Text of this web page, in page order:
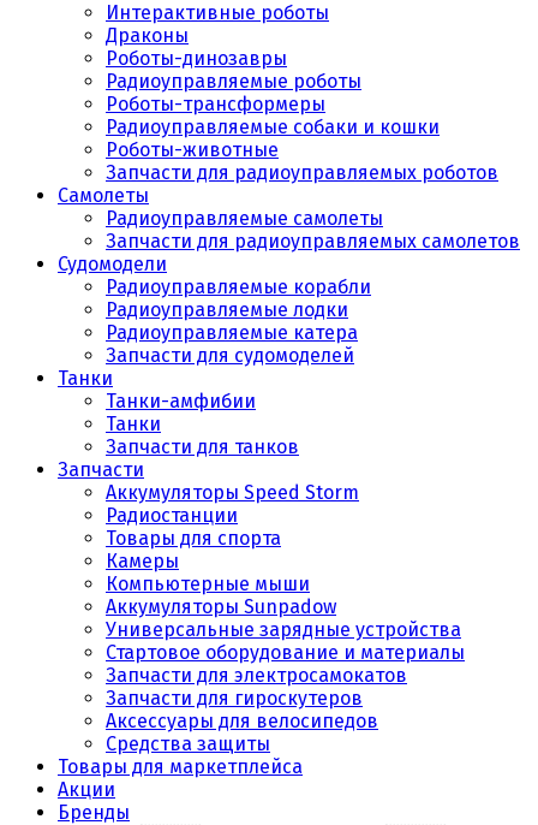
Интерактивные роботы
Драконы
Роботы-динозавры
Радиоуправляемые роботы
Роботы-трансформеры
Радиоуправляемые собаки и кошки
Роботы-животные
Запчасти для радиоуправляемых роботов
Самолеты
Радиоуправляемые самолеты
Запчасти для радиоуправляемых самолетов
Судомодели
Радиоуправляемые корабли
Радиоуправляемые лодки
Радиоуправляемые катера
Запчасти для судомоделей
Танки
Танки-амфибии
Танки
Запчасти для танков
Запчасти
Аккумуляторы Speed Storm
Радиостанции
Товары для спорта
Камеры
Компьютерные мыши
Аккумуляторы Sunpadow
Универсальные зарядные устройства
Стартовое оборудование и материалы
Запчасти для электросамокатов
Запчасти для гироскутеров
Аксессуары для велосипедов
Средства защиты
Товары для маркетплейса
Акции
Бренды